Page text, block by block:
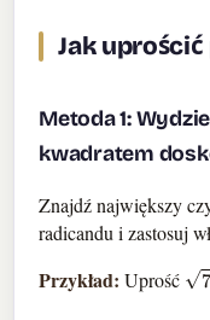
Jak
Metoda 1:
kwadratem
Znajdź największy
radicandu i zastosuj
Przykład: Uprość 72